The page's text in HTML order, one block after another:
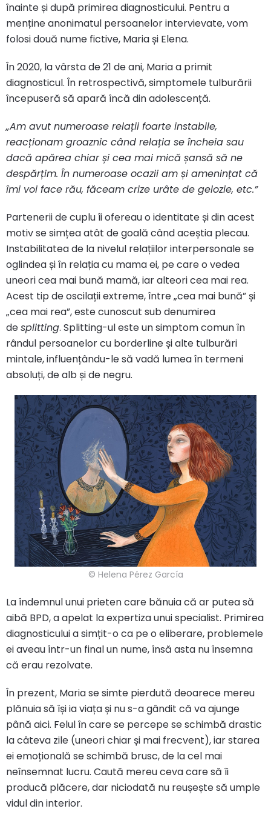
înainte și după primirea diagnosticului. Pentru a
menține anonimatul persoanelor intervievate, vom
folosi două nume fictive, Maria și Elena.
În 2020, la vârsta de 21 de ani, Maria a primit
diagnosticul. În retrospectivă, simptomele tulburării
începuseră să apară încă din adolescență.
„Am avut numeroase relații foarte instabile,
reacționam groaznic când relația se încheia sau
dacă apărea chiar și cea mai mică șansă să ne
despărțim. În numeroase ocazii am și amenințat că
îmi voi face rău, făceam crize urâte de gelozie, etc.”
Partenerii de cuplu îi ofereau o identitate și din acest
motiv se simțea atât de goală când aceștia plecau.
Instabilitatea de la nivelul relațiilor interpersonale se
oglindea și în relația cu mama ei, pe care o vedea
uneori cea mai bună mamă, iar alteori cea mai rea.
Acest tip de oscilații extreme, între „cea mai bună” și
„cea mai rea”, este cunoscut sub denumirea
desplitting. Splitting-ul este un simptom comun în
rândul persoanelor cu borderline și alte tulburări
mintale, influențându-le să vadă lumea în termeni
absoluți, de alb și de negru.
© Helena Pérez García
La îndemnul unui prieten care bănuia că ar putea să
aibă BPD, a apelat la expertiza unui specialist. Primirea
diagnosticului a simțit-o ca pe o eliberare, problemele
ei aveau într-un final un nume, însă asta nu însemna
că erau rezolvate.
În prezent, Maria se simte pierdută deoarece mereu
plănuia să își ia viața și nu s-a gândit că va ajunge
până aici. Felul în care se percepe se schimbă drastic
la câteva zile (uneori chiar și mai frecvent), iar starea
ei emoțională se schimbă brusc, de la cel mai
neînsemnat lucru. Caută mereu ceva care să îi
producă plăcere, dar niciodată nu reușește să umple
vidul din interior.